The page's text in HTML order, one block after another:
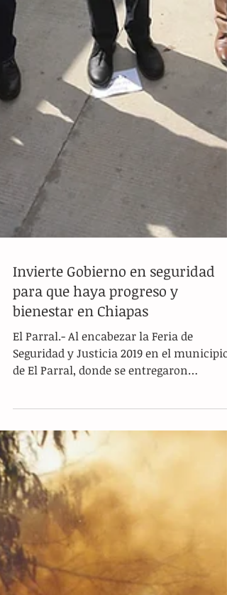
Invierte Gobierno en seguridad
para que haya progreso y
bienestar en Chiapas
de El Parral, donde se entregaron
uniformes, patrullas y...